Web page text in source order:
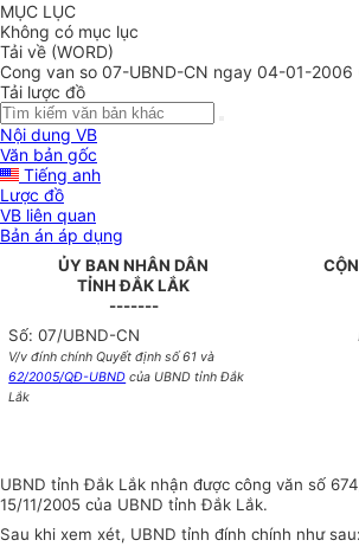
MỤC LỤC
Không có mục lục
Tải về (WORD)
Cong van so 07-UBND-CN ngay 04-01-2006
Tải lược đồ
Nội dung VB
Văn bản gốc
Tiếng anh
Lược đồ
VB liên quan
Bản án áp dụng
ỦY BAN NHÂN DÂN
TỈNH ĐẮK LẮK
-------
Số: 07/UBND-CN
V/v đính chính Quyết định số 61 và
62/2005/QĐ-UBND của UBND tỉnh Đắk
Lắk
UBND tỉnh Đắk Lắk nhận được công văn số
15/11/2005 của UBND tỉnh Đắk Lắk.
Sau khi xem xét, UBND tỉnh đính chính như sau: